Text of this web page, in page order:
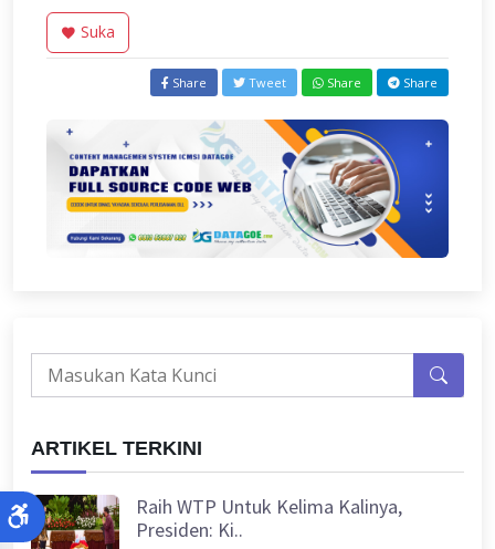
Suka
Share Tweet Share Share
ARTIKEL TERKINI
Raih WTP Untuk Kelima Kalinya,
Presiden: Ki..